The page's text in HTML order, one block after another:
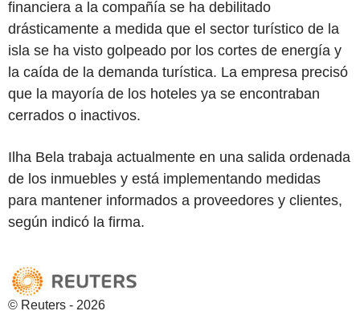
financiera a la compañía se ha debilitado
drásticamente a medida que el sector turístico de la
isla se ha visto golpeado por los cortes de energía y
la caída de la demanda turística. La empresa precisó
que la mayoría de los hoteles ya se encontraban
cerrados o inactivos.
Ilha Bela trabaja actualmente en una salida ordenada
de los inmuebles y está implementando medidas
para mantener informados a proveedores y clientes,
según indicó la firma.
© Reuters - 2026